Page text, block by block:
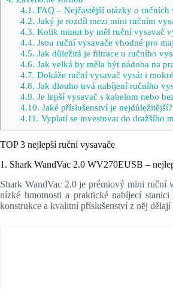
4.1. FAQ – Nejčastější otázky o ručních
4.2. Jaký je rozdíl mezi mini ručním
4.3. Kolik minut by měl ruční vysavač
4.4. Jsou ruční vysavače vhodné pro
4.5. Jak důležitá je filtrace u ručního
4.6. Jak velká by měla být nádoba na
4.7. Dokáže ruční vysavač vysát i
4.8. Jak dlouho trvá nabíjení ručního
4.9. Je lepší vysavač s kabelom nebo
4.10. Jaké příslušenství je nejdůležitější?
4.11. Vyplatí se investovat do dražšího
TOP 3 nejlepší ruční vysavače
1. Shark WandVac 2.0 WV270EUSB –
Shark WandVac 2.0 je prémiový mini ruční
nízké hmotnosti a praktické nabíjecí
konstrukce a kvalitní příslušenství z něj